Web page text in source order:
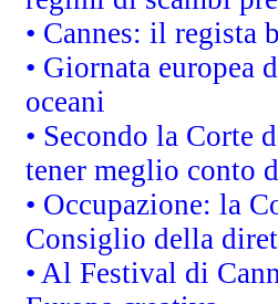
• Cannes: il
• Giornata europea
oceani
• Secondo la Corte
tener meglio conto
• Occupazione: la
Consiglio della
• Al Festival di